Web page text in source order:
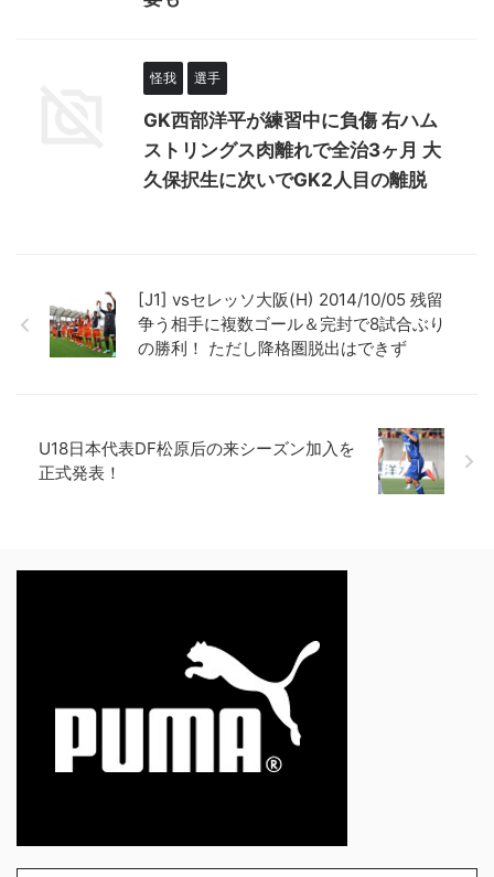
怪我 選手
GK西部洋平が練習中に負傷 右ハム
ストリングス肉離れで全治3ヶ月 大
久保択生に次いでGK2人目の離脱
[J1] vsセレッソ大阪(H) 2014/10/05 残留
争う相手に複数ゴール＆完封で8試合ぶり
の勝利！ ただし降格圏脱出はできず
U18日本代表DF松原后の来シーズン加入を
正式発表！